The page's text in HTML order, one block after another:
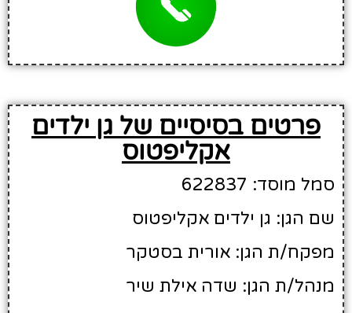
פרטים בסיסיים של גן ילדים
אקליפטוס
סמל מוסד: 622837
שם הגן: גן ילדים אקליפטוס
מפקח/ת הגן: אורית בסטקר
מנהל/ת הגן: שדה אילת שיר